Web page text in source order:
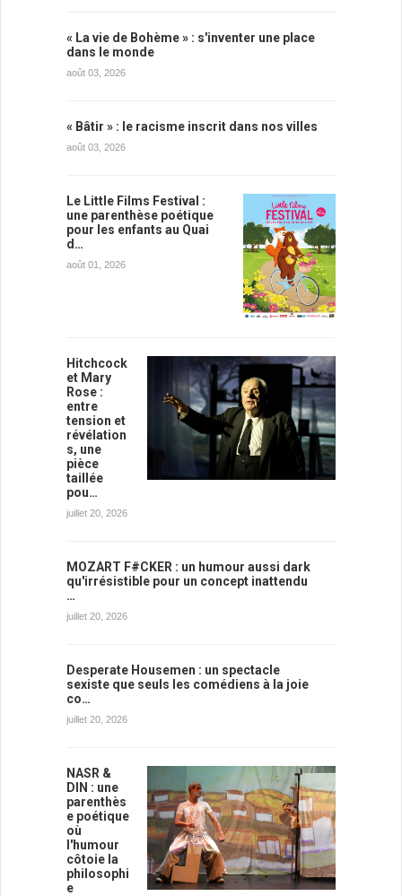
« La vie de Bohème » : s'inventer une place
dans le monde
août 03, 2026
« Bâtir » : le racisme inscrit dans nos villes
août 03, 2026
Le Little Films Festival :
une parenthèse poétique
pour les enfants au Quai
d…
août 01, 2026
Hitchcock
et Mary
Rose :
entre
tension et
révélation
s, une
pièce
taillée
pou…
juillet 20, 2026
MOZART F#CKER : un humour aussi dark
qu'irrésistible pour un concept inattendu
…
juillet 20, 2026
Desperate Housemen : un spectacle
sexiste que seuls les comédiens à la joie
co…
juillet 20, 2026
NASR &
DIN : une
parenthès
e poétique
où
l'humour
côtoie la
philosophi
e